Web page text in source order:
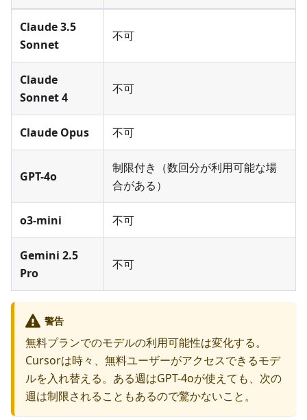
Claude 3.5
Sonnet
不可
Claude
Sonnet 4
不可
Claude Opus 不可
GPT-4o
制限付き（数回分が利用可能な場
合がある）
o3-mini 不可
Gemini 2.5
Pro
不可
警告
無料プランでのモデルの利用可能性は変化する。
Cursorは時々、無料ユーザーがアクセスできるモデ
ルを入れ替える。ある週はGPT-4oが使えても、次の
週は制限されることもあるので驚かないこと。